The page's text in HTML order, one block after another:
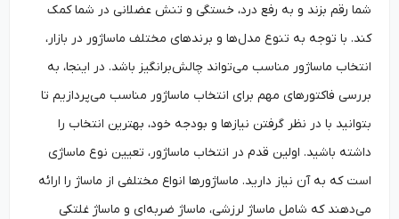
شما رقم بزند و به رفع درد، خستگی و تنش عضلانی در شما کمک
کند. با توجه به تنوع مدل‌ها و برندهای مختلف ماساژور در بازار،
انتخاب ماساژور مناسب می‌تواند چالش‌برانگیز باشد. در اینجا، به
بررسی فاکتورهای مهم برای انتخاب ماساژور مناسب می‌پردازیم تا
بتوانید با در نظر گرفتن نیازها و بودجه خود، بهترین انتخاب را
داشته باشید. اولین قدم در انتخاب ماساژور، تعیین نوع ماساژی
است که به آن نیاز دارید. ماساژورها انواع مختلفی از ماساژ را ارائه
می‌دهند که شامل ماساژ لرزشی، ماساژ ضربه‌ای و ماساژ غلتکی